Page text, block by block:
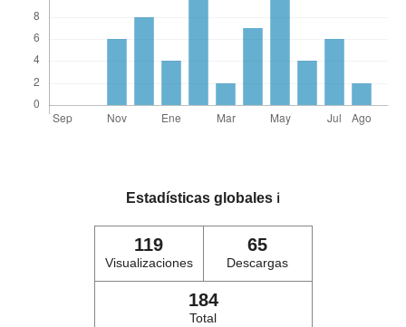
Estadísticas globales ℹ️
119
Visualizaciones
65
Descargas
184
Total